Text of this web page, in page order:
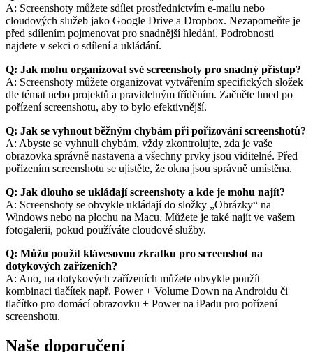
A: Screenshoty můžete sdílet prostřednictvím e-mailu nebo
cloudových služeb jako Google Drive a Dropbox. Nezapomeňte je
před sdílením pojmenovat pro snadnější hledání. Podrobnosti
najdete v sekci o sdílení a ukládání.
Q: Jak mohu organizovat své screenshoty pro snadný přístup?
A: Screenshoty můžete organizovat vytvářením specifických složek
dle témat nebo projektů a pravidelným tříděním. Začněte hned po
pořízení screenshotu, aby to bylo efektivnější.
Q: Jak se vyhnout běžným chybám při pořizování screenshotů?
A: Abyste se vyhnuli chybám, vždy zkontrolujte, zda je vaše
obrazovka správně nastavena a všechny prvky jsou viditelné. Před
pořízením screenshotu se ujistěte, že okna jsou správně umístěna.
Q: Jak dlouho se ukládají screenshoty a kde je mohu najít?
A: Screenshoty se obvykle ukládají do složky „Obrázky“ na
Windows nebo na plochu na Macu. Můžete je také najít ve vašem
fotogalerii, pokud používáte cloudové služby.
Q: Můžu použít klávesovou zkratku pro screenshot na
dotykových zařízeních?
A: Ano, na dotykových zařízeních můžete obvykle použít
kombinaci tlačítek např. Power + Volume Down na Androidu či
tlačítko pro domácí obrazovku + Power na iPadu pro pořízení
screenshotu.
Naše doporučení